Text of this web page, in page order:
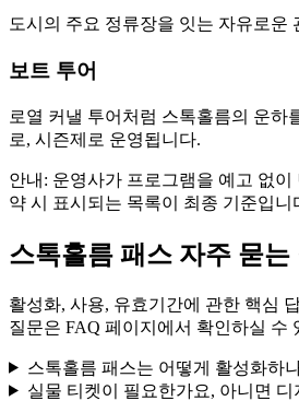
도시의 주요 정류장을 잇는 자유로운
보트 투어
로열 커낼 투어처럼 스톡홀름의 운하
로, 시즌제로 운영됩니다.
안내: 운영사가 프로그램을 예고 없이
약 시 표시되는 목록이 최종 기준입니
스톡홀름 패스 자주 묻는
활성화, 사용, 유효기간에 관한 핵심
질문은 FAQ 페이지에서 확인하실 수
스톡홀름 패스는 어떻게 활성화하
실물 티켓이 필요한가요, 아니면